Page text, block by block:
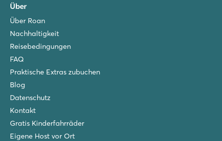
Über
Über Roan
Nachhaltigkeit
Reisebedingungen
FAQ
Praktische Extras zubuchen
Blog
Datenschutz
Kontakt
Gratis Kinderfahrräder
Eigene Host vor Ort